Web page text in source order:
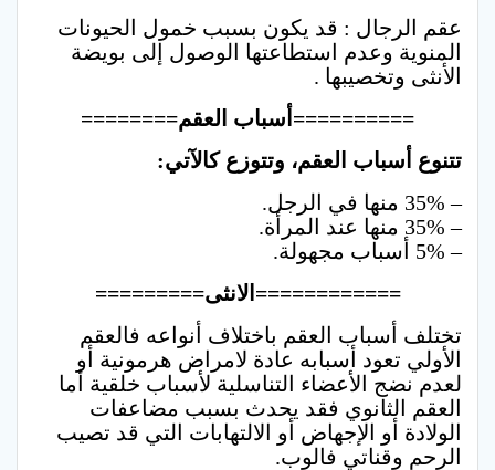
عقم الرجال : قد يكون بسبب خمول الحيونات
المنوية وعدم استطاعتها الوصول إلى بويضة
الأنثى وتخصيبها .
==========أسباب العقم========
تتنوع أسباب العقم، وتتوزع كالآتي:
– 35% منها في الرجل.
– 35% منها عند المرأة.
– 5% أسباب مجهولة.
============الانثى=========
تختلف أسباب العقم باختلاف أنواعه فالعقم
الأولي تعود أسبابه عادة لامراض هرمونية أو
لعدم نضج الأعضاء التناسلية لأسباب خلقية أما
العقم الثانوي فقد يحدث بسبب مضاعفات
الولادة أو الإجهاض أو الالتهابات التي قد تصيب
الرحم وقناتي فالوب.